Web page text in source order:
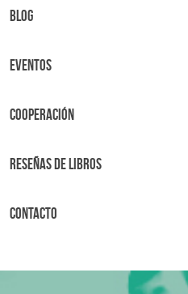
BLOG
Eventos
Cooperación
Reseñas de libros
Contacto